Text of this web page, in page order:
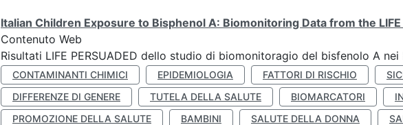
Italian Children Exposure to Bisphenol A: Biomonitoring Data from the LIFE
Contenuto Web
Risultati LIFE PERSUADED dello studio di biomonitoragio del bisfenolo A nei
CONTAMINANTI CHIMICI EPIDEMIOLOGIA FATTORI DI RISCHIO
DIFFERENZE DI GENERE
TUTELA DELLA SALUTE BIOMARCATORI
PROMOZIONE DELLA SALUTE
BAMBINI SALUTE DELLA DONNA